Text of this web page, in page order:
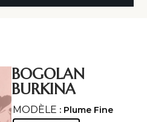
BOGOLAN
BURKINA
MODÈLE : Plume Fine